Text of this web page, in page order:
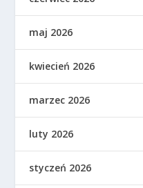
maj 2026
kwiecień 2026
marzec 2026
luty 2026
styczeń 2026